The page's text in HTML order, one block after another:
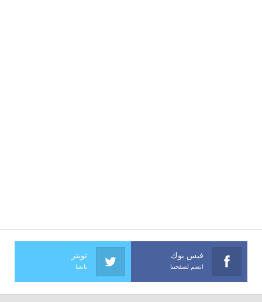
فيس بوك
انضم لصفحتنا
تويتر
تابعنا